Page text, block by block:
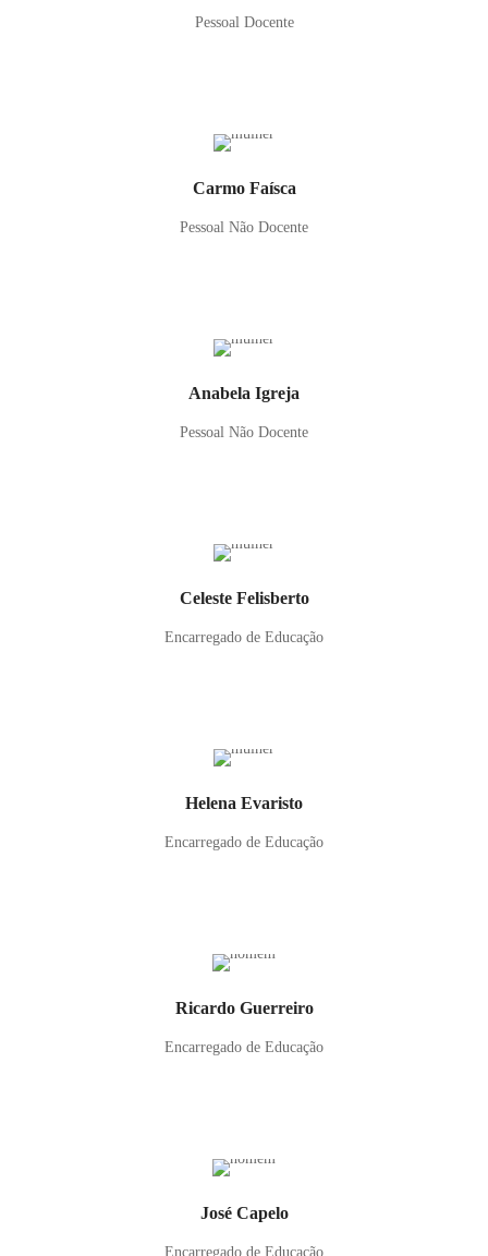
Pessoal Docente
Carmo Faísca
Pessoal Não Docente
Anabela Igreja
Pessoal Não Docente
Celeste Felisberto
Encarregado de Educação
Helena Evaristo
Encarregado de Educação
Ricardo Guerreiro
Encarregado de Educação
José Capelo
Encarregado de Educação